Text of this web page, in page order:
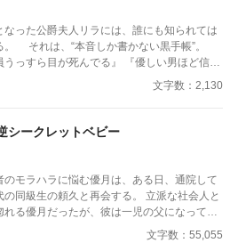
った公爵夫人リラには、誰にも知られては
帳”。
うっすら目が死んでる』 『優しい男ほど信用
大型犬みたい』 そんな危険すぎる
た相手は、書かれて
まった二人の話。
文字数：2,130
シークレットベビー
のモラハラに悩む優月は、ある日、通院して
の同級生の頼久と再会する。 立派な社会人と
れる優月だったが、彼は一児の父になってい
どもを一人で育てるシングルファザー。 優
出すことができるのか、そして子どもって
文字数：55,055